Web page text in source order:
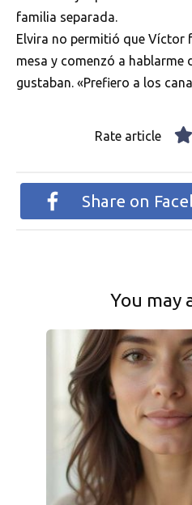
familia separada.
Elvira no permitió que Víctor
mesa y comenzó a hablarme
gustaban. «Prefiero a los
Rate article
Share on
You may